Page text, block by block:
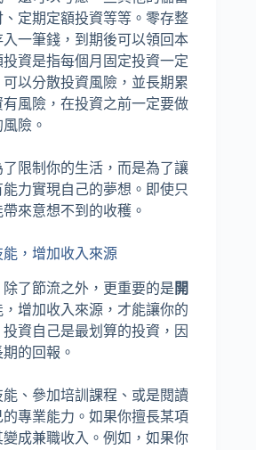
定期定額投資等等。零存整
一筆錢，到期後可以領回本
資是指每個月固定投資一定
以分散投資風險，並長期累
風險，在投資之前一定要做
險。
限制你的生活，而是為了讓
力實現自己的夢想。即使只
來意想不到的收穫。
，增加收入來源
了節流之外，更重要的是 開
，增加收入來源，才能讓你的
資自己是最划算的投資，因
的回報。
、參加培訓課程、或是閱讀
專業能力。如果你擅長某項
成兼職收入。例如，如果你